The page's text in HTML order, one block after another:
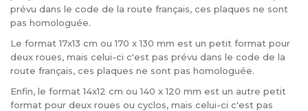
prévu dans le code de la route français, ces plaques ne sont
pas homologuée.
Le format 17x13 cm ou 170 x 130 mm est un petit format pour
deux roues, mais celui-ci c'est pas prévu dans le code de la
route français, ces plaques ne sont pas homologuée.
Enfin, le format 14x12 cm ou 140 x 120 mm est un autre petit
format pour deux roues ou cyclos, mais celui-ci c'est pas